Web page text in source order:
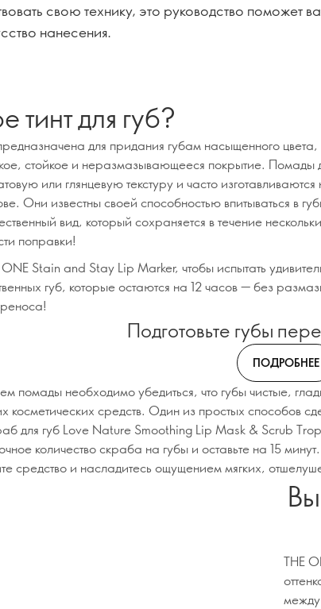
свою технику, это руководство поможет
нанесения.
тинт для губ?
для придания губам насыщенного цвета,
стойкое и неразмазывающееся покрытие. Помады
или глянцевую текстуру и часто изготавливаются
Они известны своей способностью впитываться в
вид, который сохраняется в течение
поправки!
Stain and Stay Lip Marker, чтобы испытать
губ, которые остаются на 12 часов — без
Подготовьте губы
ПОДРОБНЕЕ
помады необходимо убедиться, что губы чистые,
косметических средств. Один из простых способов
для губ Love Nature Smoothing Lip Mask & Scrub
количество скраба на губы и оставьте на 15 минут.
средство и насладитесь ощущением мягких,
THE